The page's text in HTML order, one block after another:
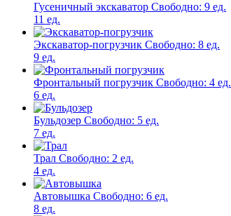
Гусеничный экскаватор Свободно: 9 ед.
11 ед.
Экскаватор-погрузчик Свободно: 8 ед.
9 ед.
Фронтальный погрузчик Свободно: 4 ед.
6 ед.
Бульдозер Свободно: 5 ед.
7 ед.
Трал Свободно: 2 ед.
4 ед.
Автовышка Свободно: 6 ед.
8 ед.